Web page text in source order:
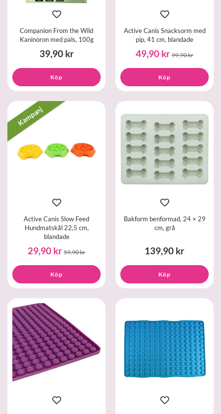
Companion From the Wild
Kaninöron med päls, 100g
39,90 kr
Köp
Active Canis Snacksorm med
pip, 41 cm, blandade
49,90 kr 99,90 kr
Köp
Kampanj
Active Canis Slow Feed
Hundmatskål 22,5 cm,
blandade
29,90 kr 59,90 kr
Köp
Bakform benformad, 24 × 29
cm, grå
139,90 kr
Köp